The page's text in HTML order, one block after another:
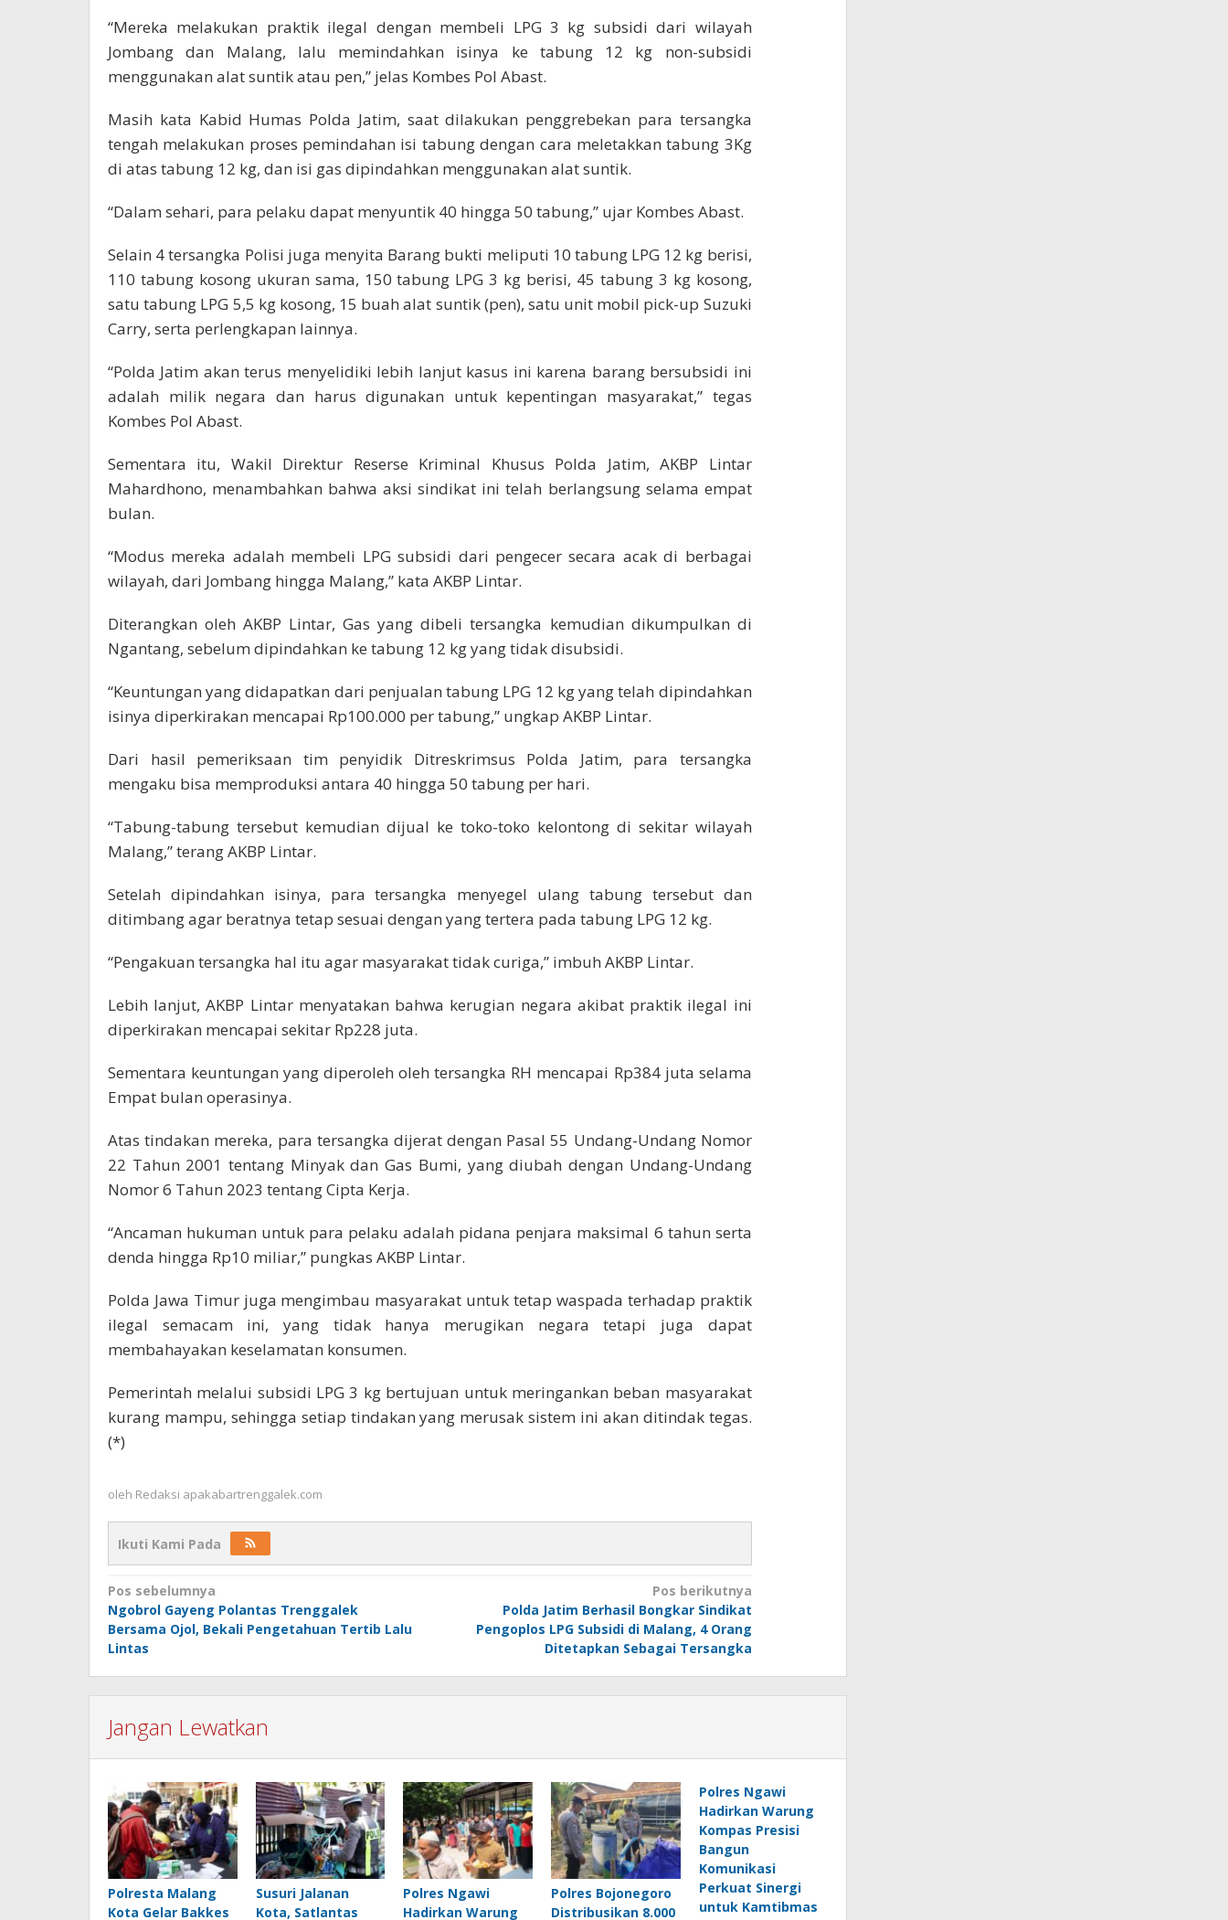
“Mereka melakukan praktik ilegal dengan membeli LPG 3 kg subsidi dari wilayah
Jombang dan Malang, lalu memindahkan isinya ke tabung 12 kg non-subsidi
menggunakan alat suntik atau pen,” jelas Kombes Pol Abast.
Masih kata Kabid Humas Polda Jatim, saat dilakukan penggrebekan para tersangka
tengah melakukan proses pemindahan isi tabung dengan cara meletakkan tabung 3Kg
di atas tabung 12 kg, dan isi gas dipindahkan menggunakan alat suntik.
“Dalam sehari, para pelaku dapat menyuntik 40 hingga 50 tabung,” ujar Kombes Abast.
Selain 4 tersangka Polisi juga menyita Barang bukti meliputi 10 tabung LPG 12 kg berisi,
110 tabung kosong ukuran sama, 150 tabung LPG 3 kg berisi, 45 tabung 3 kg kosong,
satu tabung LPG 5,5 kg kosong, 15 buah alat suntik (pen), satu unit mobil pick-up Suzuki
Carry, serta perlengkapan lainnya.
“Polda Jatim akan terus menyelidiki lebih lanjut kasus ini karena barang bersubsidi ini
adalah milik negara dan harus digunakan untuk kepentingan masyarakat,” tegas
Kombes Pol Abast.
Sementara itu, Wakil Direktur Reserse Kriminal Khusus Polda Jatim, AKBP Lintar
Mahardhono, menambahkan bahwa aksi sindikat ini telah berlangsung selama empat
bulan.
“Modus mereka adalah membeli LPG subsidi dari pengecer secara acak di berbagai
wilayah, dari Jombang hingga Malang,” kata AKBP Lintar.
Diterangkan oleh AKBP Lintar, Gas yang dibeli tersangka kemudian dikumpulkan di
Ngantang, sebelum dipindahkan ke tabung 12 kg yang tidak disubsidi.
“Keuntungan yang didapatkan dari penjualan tabung LPG 12 kg yang telah dipindahkan
isinya diperkirakan mencapai Rp100.000 per tabung,” ungkap AKBP Lintar.
Dari hasil pemeriksaan tim penyidik Ditreskrimsus Polda Jatim, para tersangka
mengaku bisa memproduksi antara 40 hingga 50 tabung per hari.
“Tabung-tabung tersebut kemudian dijual ke toko-toko kelontong di sekitar wilayah
Malang,” terang AKBP Lintar.
Setelah dipindahkan isinya, para tersangka menyegel ulang tabung tersebut dan
ditimbang agar beratnya tetap sesuai dengan yang tertera pada tabung LPG 12 kg.
“Pengakuan tersangka hal itu agar masyarakat tidak curiga,” imbuh AKBP Lintar.
Lebih lanjut, AKBP Lintar menyatakan bahwa kerugian negara akibat praktik ilegal ini
diperkirakan mencapai sekitar Rp228 juta.
Sementara keuntungan yang diperoleh oleh tersangka RH mencapai Rp384 juta selama
Empat bulan operasinya.
Atas tindakan mereka, para tersangka dijerat dengan Pasal 55 Undang-Undang Nomor
22 Tahun 2001 tentang Minyak dan Gas Bumi, yang diubah dengan Undang-Undang
Nomor 6 Tahun 2023 tentang Cipta Kerja.
“Ancaman hukuman untuk para pelaku adalah pidana penjara maksimal 6 tahun serta
denda hingga Rp10 miliar,” pungkas AKBP Lintar.
Polda Jawa Timur juga mengimbau masyarakat untuk tetap waspada terhadap praktik
ilegal semacam ini, yang tidak hanya merugikan negara tetapi juga dapat
membahayakan keselamatan konsumen.
Pemerintah melalui subsidi LPG 3 kg bertujuan untuk meringankan beban masyarakat
kurang mampu, sehingga setiap tindakan yang merusak sistem ini akan ditindak tegas.
(*)
oleh Redaksi apakabartrenggalek.com
Ikuti Kami Pada
Navigasi
pos
Pos sebelumnya
Ngobrol Gayeng Polantas Trenggalek
Bersama Ojol, Bekali Pengetahuan Tertib Lalu
Lintas
Pos berikutnya
Polda Jatim Berhasil Bongkar Sindikat
Pengoplos LPG Subsidi di Malang, 4 Orang
Ditetapkan Sebagai Tersangka
Jangan Lewatkan
Polresta Malang
Kota Gelar Bakkes
Susuri Jalanan
Kota, Satlantas
Polres Ngawi
Hadirkan Warung
Polres Bojonegoro
Distribusikan 8.000
Polres Ngawi
Hadirkan Warung
Kompas Presisi
Bangun
Komunikasi
Perkuat Sinergi
untuk Kamtibmas